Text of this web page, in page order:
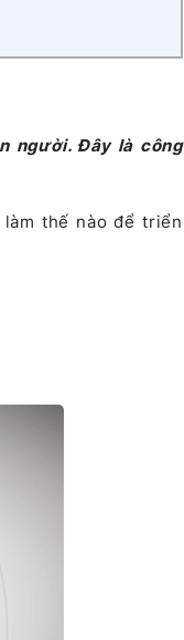
người. Đây là công
thế nào để triển